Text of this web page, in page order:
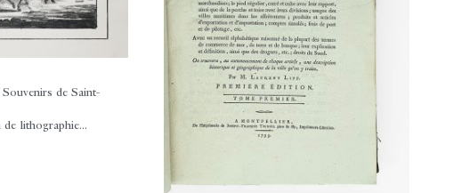
Souvenirs de Saint-
lithographie...